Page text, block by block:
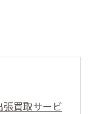
買取サービ